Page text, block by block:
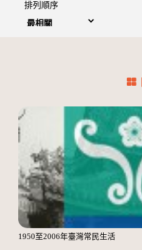
排列順序
1950至2006年臺灣常民生活